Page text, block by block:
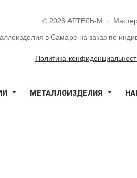
© 2026 АРТЕЛЬ-М ·
в Самаре на заказ по
Политика
МЕТАЛЛОИЗДЕЛИЯ